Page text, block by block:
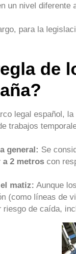
un nivel diferente
para la
de
legal español,
trabajos
general: Se
2 metros con
matiz: Aunque
(como líneas de
riesgo de caída,